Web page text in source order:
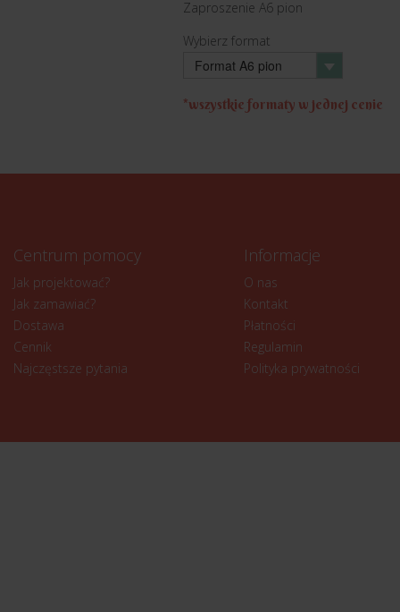
Zaproszenie A6 pion
Wybierz format
Format A6 pion
*wszystkie formaty w jednej cenie
Centrum pomocy
Jak projektować?
Jak zamawiać?
Dostawa
Cennik
Najczęstsze pytania
Informacje
O nas
Kontakt
Płatności
Regulamin
Polityka prywatności